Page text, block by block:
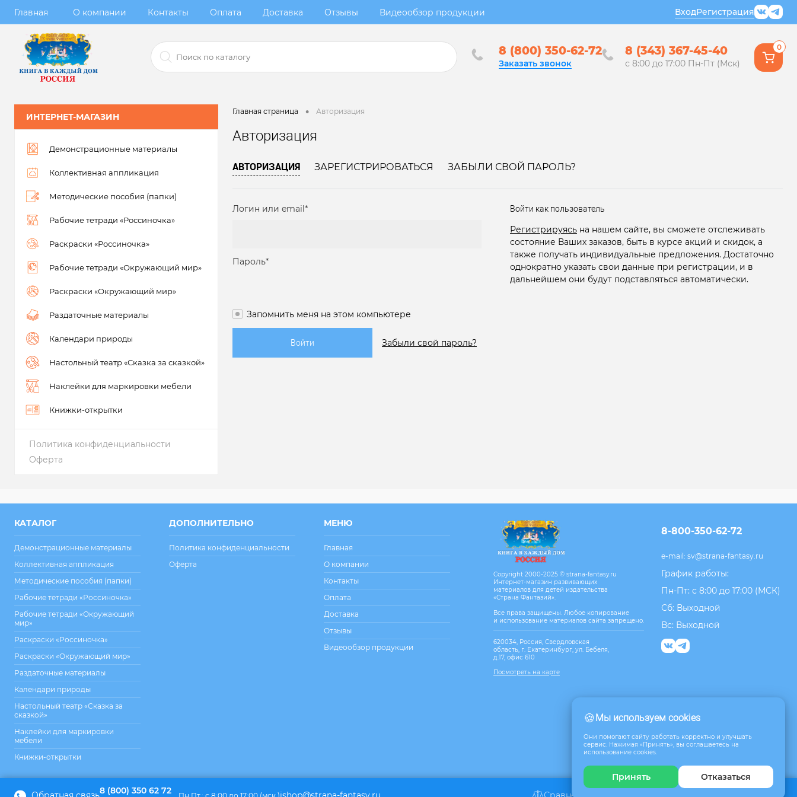
Главная О компании Контакты Оплата Доставка Отзывы Видеообзор продукции ВходРегистрация
8 (800) 350-62-72
Заказать звонок
8 (343) 367-45-40
с 8:00 до 17:00 Пн-Пт (Мск)
0
ИНТЕРНЕТ-МАГАЗИН
Демонстрационные материалы
Коллективная аппликация
Методические пособия (папки)
Рабочие тетради «Россиночка»
Раскраски «Россиночка»
Рабочие тетради «Окружающий мир»
Раскраски «Окружающий мир»
Раздаточные материалы
Календари природы
Настольный театр «Сказка за сказкой»
Наклейки для маркировки мебели
Книжки-открытки
Политика конфиденциальности
Оферта
Главная страница • Авторизация
Авторизация
АВТОРИЗАЦИЯ ЗАРЕГИСТРИРОВАТЬСЯ ЗАБЫЛИ СВОЙ ПАРОЛЬ?
Логин или email*
Пароль*
Запомнить меня на этом компьютере
Забыли свой пароль?
Войти как пользователь
Регистрируясь на нашем сайте, вы сможете отслеживать
состояние Ваших заказов, быть в курсе акций и скидок, а
также получать индивидуальные предложения. Достаточно
однократно указать свои данные при регистрации, и в
дальнейшем они будут подставляться автоматически.
КАТАЛОГ
Демонстрационные материалы
Коллективная аппликация
Методические пособия (папки)
Рабочие тетради «Россиночка»
Рабочие тетради «Окружающий
мир»
Раскраски «Россиночка»
Раскраски «Окружающий мир»
Раздаточные материалы
Календари природы
Настольный театр «Сказка за
сказкой»
Наклейки для маркировки
мебели
Книжки-открытки
ДОПОЛНИТЕЛЬНО
Политика конфиденциальности
Оферта
МЕНЮ
Главная
О компании
Контакты
Оплата
Доставка
Отзывы
Видеообзор продукции
Copyright 2000-2025 © strana-fantasy.ru
Интернет-магазин развивающих
материалов для детей издательства
«Страна Фантазий».
Все права защищены. Любое копирование
и использование материалов сайта запрещено.
620034, Россия, Свердловская
область, г. Екатеринбург, ул. Бебеля,
д.17, офис 610
Посмотреть на карте
🍪Мы используем cookies
Они помогают сайту работать корректно и улучшать
сервис. Нажимая «Принять», вы соглашаетесь на
использование cookies.
Принять Отказаться
8-800-350-62-72
e-mail: sv@strana-fantasy.ru
График работы:
Пн-Пт: с 8:00 до 17:00 (МСК)
Сб: Выходной
Вс: Выходной
8 (800) 350 62 72